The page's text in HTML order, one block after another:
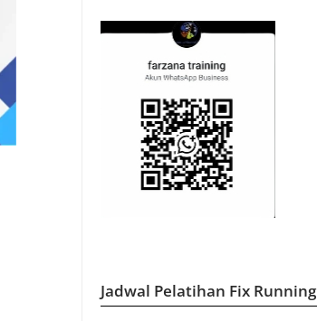
Jadwal Pelatihan Fix Running